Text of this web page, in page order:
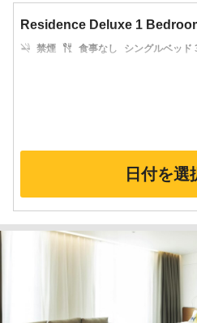
Residence Deluxe 1
禁煙 食事なし
シングルベッド
日付を選